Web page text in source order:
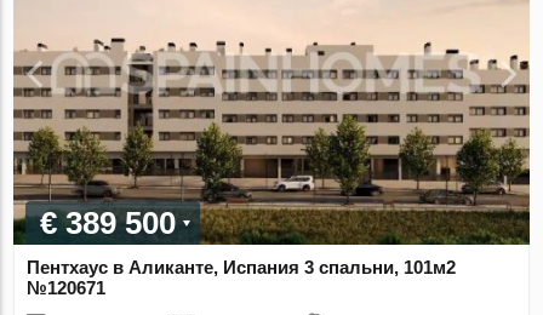
€ 389 500
Пентхаус в Аликанте, Испания 3 спальни, 101м2
№120671